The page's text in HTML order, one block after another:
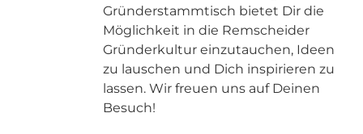
Gründerstammtisch bietet Dir die
Möglichkeit in die Remscheider
Gründerkultur einzutauchen, Ideen
zu lauschen und Dich inspirieren zu
lassen. Wir freuen uns auf Deinen
Besuch!